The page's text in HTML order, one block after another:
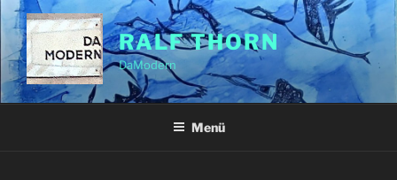
Zum
Inhalt
springen
RALF THORN
DaModern
Menü